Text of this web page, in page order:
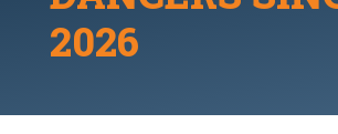
2026